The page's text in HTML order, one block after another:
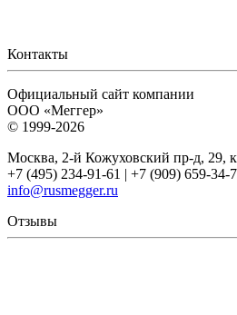
Контакты
Официальный сайт компании
ООО «Меггер»
© 1999-2026
Москва, 2-й Кожуховский пр-д, 29,
+7 (495) 234-91-61 | +7 (909) 659-34-
info@rusmegger.ru
Отзывы